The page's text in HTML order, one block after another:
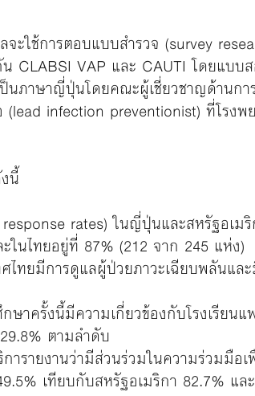
จะใช้การตอบแบบสำรวจ (survey
CLABSI VAP และ CAUTI โดยแบ
ภาษาญี่ปุ่นโดยคณะผู้เชี่ยวชาญด้านก
(lead infection preventionist) ที่โร
นี้
rates) ในญี่ปุ่นและสหรัฐอเ
นไทยอยู่ที่ 87% (212 จาก 245 แห่ง)
ไทยมีการดูแลผู้ป่วยภาวะเฉียบพลันแล
กษาครั้งนี้มีความเกี่ยวข้องกับโรงเรีย
ตามลำดับ
ารายงานว่ามีส่วนร่วมในความร่วมมือ
เทียบกับสหรัฐอเมริกา 82.7% แ